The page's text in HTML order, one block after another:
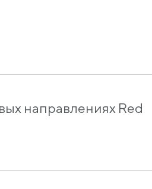
направлениях Red